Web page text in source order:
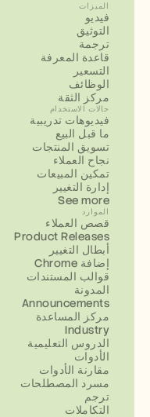
الميزات
فيديو
التوثيق
ترجمة
قاعدة المعرفة
التسعير
الوظائف
مركز الثقة
حالات الاستخدام
فيديوهات تدريبية
ما قبل البيع
تسويق المنتجات
نجاح العملاء
تمكين المبيعات
إدارة التغيير
See more
الموارد
قصص العملاء
Product Releases
أبطال التغيير
إضافة Chrome
قوالب المستندات
المدونة
Announcements
مركز المساعدة
Industry
الدروس التعليمية
الأدوات
مقارنة الأدوات
مسرد المصطلحات
ترجم
التكاملات